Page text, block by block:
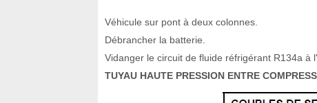
Véhicule sur pont à deux colonnes.
Débrancher la batterie.
Vidanger le circuit de fluide réfrigérant R134a à
TUYAU HAUTE PRESSION ENTRE